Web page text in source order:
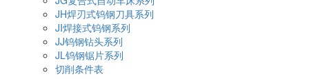
JH焊刃式钨钢刀具系列
JI焊接式钨钢系列
JJ钨钢钻头系列
JL钨钢锯片系列
切削条件表